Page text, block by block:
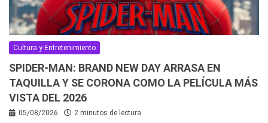
Cultura y Entretenimiento
SPIDER-MAN: BRAND NEW DAY ARRASA EN
TAQUILLA Y SE CORONA COMO LA PELÍCULA MÁS
VISTA DEL 2026
05/08/2026 2 minutos de lectura